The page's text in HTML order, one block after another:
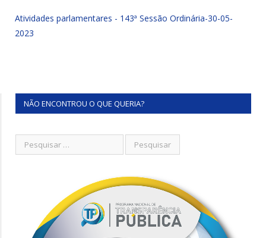
Atividades parlamentares - 143ª Sessão Ordinária-30-05-
2023
NÃO ENCONTROU O QUE QUERIA?